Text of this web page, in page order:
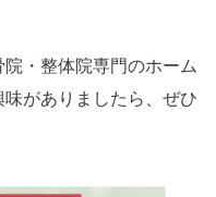
院・整体院専門のホーム
がありましたら、ぜひ